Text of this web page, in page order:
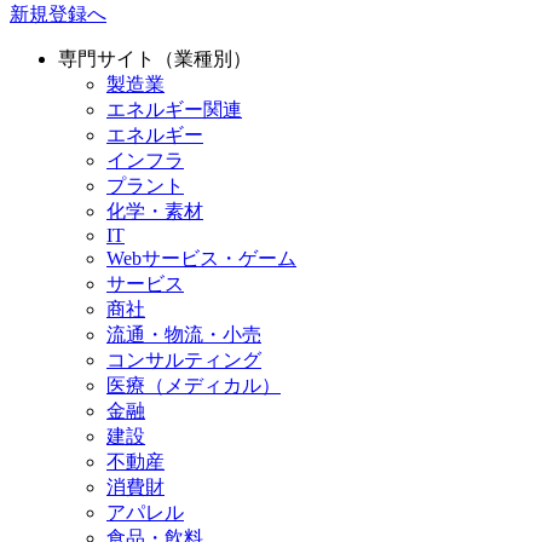
新規登録へ
専門サイト（業種別）
製造業
エネルギー関連
エネルギー
インフラ
プラント
化学・素材
IT
Webサービス・ゲーム
サービス
商社
流通・物流・小売
コンサルティング
医療（メディカル）
金融
建設
不動産
消費財
アパレル
食品・飲料